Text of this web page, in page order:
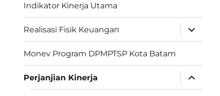
Indikator Kinerja Utama
Realisasi Fisik Keuangan
perlebar
menu
anak
Monev Program DPMPTSP Kota Batam
Perjanjian Kinerja
perlebar
menu
anak